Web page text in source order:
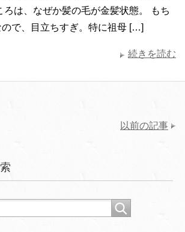
ろは、なぜか髪の毛が金髪状態。 もち
で、目立ちすぎ。特に祖母 […]
続きを読む
以前の記事